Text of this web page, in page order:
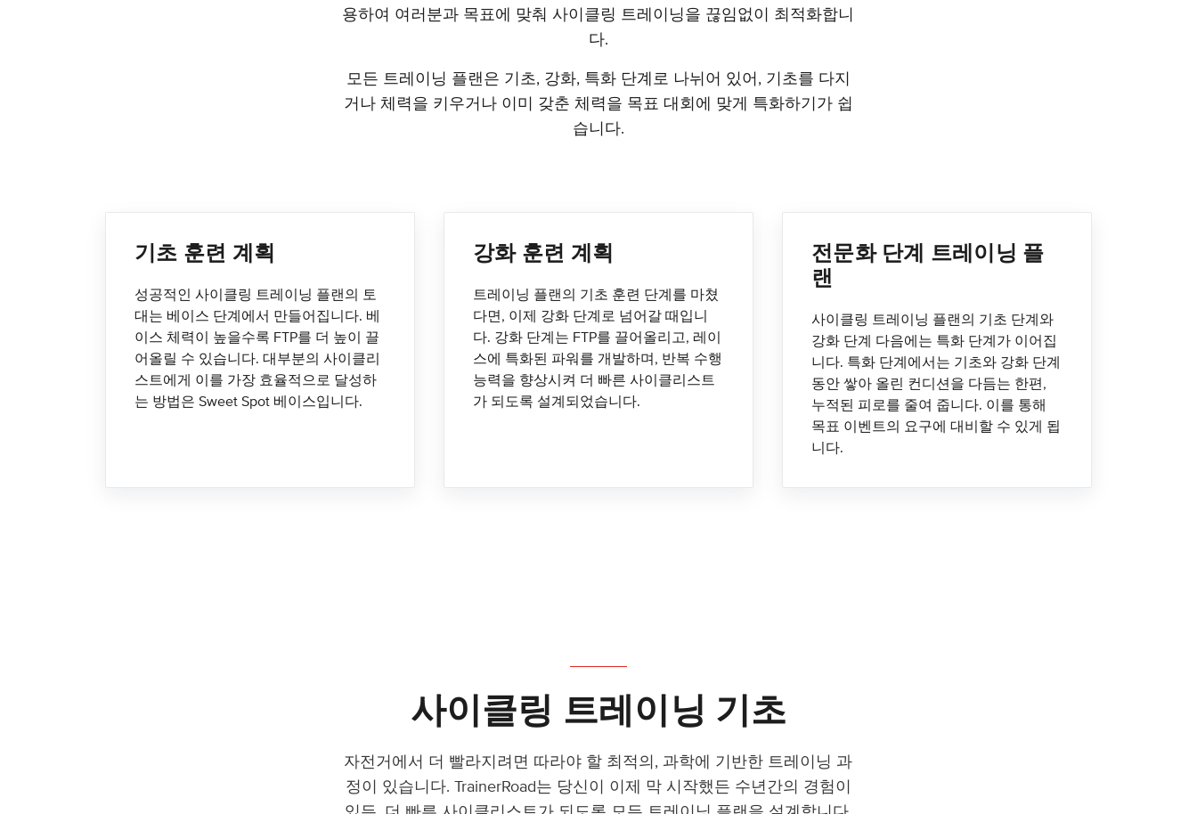
용하여 여러분과 목표에 맞춰 사이클링 트레이닝을 끊임없이 최적화합니
다.
모든 트레이닝 플랜은 기초, 강화, 특화 단계로 나뉘어 있어, 기초를 다지
거나 체력을 키우거나 이미 갖춘 체력을 목표 대회에 맞게 특화하기가 쉽
습니다.
기초 훈련 계획
성공적인 사이클링 트레이닝 플랜의 토
대는 베이스 단계에서 만들어집니다. 베
이스 체력이 높을수록 FTP를 더 높이 끌
어올릴 수 있습니다. 대부분의 사이클리
스트에게 이를 가장 효율적으로 달성하
는 방법은 Sweet Spot 베이스입니다.
강화 훈련 계획
트레이닝 플랜의 기초 훈련 단계를 마쳤
다면, 이제 강화 단계로 넘어갈 때입니
다. 강화 단계는 FTP를 끌어올리고, 레이
스에 특화된 파워를 개발하며, 반복 수행
능력을 향상시켜 더 빠른 사이클리스트
가 되도록 설계되었습니다.
전문화 단계 트레이닝 플
랜
사이클링 트레이닝 플랜의 기초 단계와
강화 단계 다음에는 특화 단계가 이어집
니다. 특화 단계에서는 기초와 강화 단계
동안 쌓아 올린 컨디션을 다듬는 한편,
누적된 피로를 줄여 줍니다. 이를 통해
목표 이벤트의 요구에 대비할 수 있게 됩
니다.
사이클링 트레이닝 기초
자전거에서 더 빨라지려면 따라야 할 최적의, 과학에 기반한 트레이닝 과
정이 있습니다. TrainerRoad는 당신이 이제 막 시작했든 수년간의 경험이